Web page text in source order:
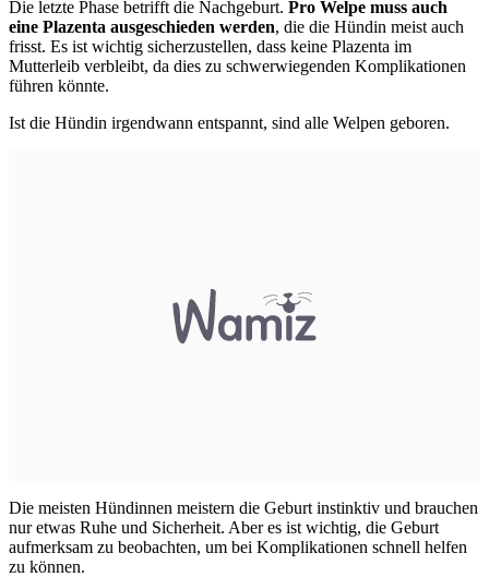
Die letzte Phase betrifft die Nachgeburt. Pro Welpe muss auch
eine Plazenta ausgeschieden werden, die die Hündin meist auch
frisst. Es ist wichtig sicherzustellen, dass keine Plazenta im
Mutterleib verbleibt, da dies zu schwerwiegenden Komplikationen
führen könnte.
Ist die Hündin irgendwann entspannt, sind alle Welpen geboren.
Die meisten Hündinnen meistern die Geburt instinktiv und brauchen
nur etwas Ruhe und Sicherheit. Aber es ist wichtig, die Geburt
aufmerksam zu beobachten, um bei Komplikationen schnell helfen
zu können.